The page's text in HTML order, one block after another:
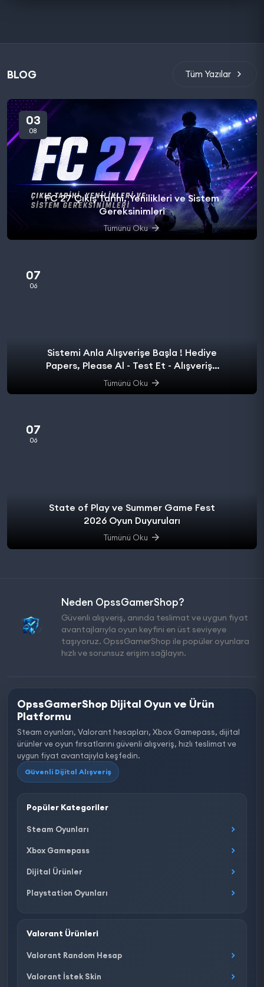
BLOG Tüm Yazılar
03
08
FC 27 Çıkış Tarihi, Yenilikleri ve Sistem
Gereksinimleri
Tümünü Oku
07
06
Sistemi Anla Alışverişe Başla ! Hediye
Papers, Please Al - Test Et - Alışverişe
başla.
Tümünü Oku
07
06
State of Play ve Summer Game Fest
2026 Oyun Duyuruları
Tümünü Oku
Neden OpssGamerShop?
Güvenli alışveriş, anında teslimat ve uygun fiyat
avantajlarıyla oyun keyfini en üst seviyeye
taşıyoruz. OpssGamerShop ile popüler oyunlara
hızlı ve sorunsuz erişim sağlayın.
OpssGamerShop Dijital Oyun ve Ürün
Platformu
Steam oyunları, Valorant hesapları, Xbox Gamepass, dijital
ürünler ve oyun fırsatlarını güvenli alışveriş, hızlı teslimat ve
uygun fiyat avantajıyla keşfedin.
Güvenli Dijital Alışveriş
Popüler Kategoriler
Steam Oyunları
Xbox Gamepass
Dijital Ürünler
Playstation Oyunları
Valorant Ürünleri
Valorant Random Hesap
Valorant İstek Skin